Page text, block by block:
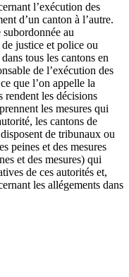
l’exécution des
d’un canton à l’autre.
au
justice et police ou
tous les cantons en
de l’exécution des
que l’on appelle la
rendent les décisions
les mesures qui
les cantons de
de tribunaux ou
peines et des mesures
et des mesures) qui
de ces autorités et,
les allégements dans